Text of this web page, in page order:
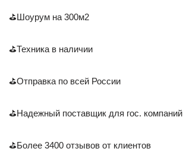
⛳Шоурум на 300м2
⛳Техника в наличии
⛳Отправка по всей России
⛳Надежный поставщик для гос. компаний
⛳Более 3400 отзывов от клиентов